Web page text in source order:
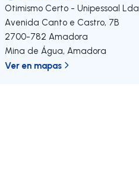
Otimismo Certo - Unipessoal Lda
Avenida Canto e Castro, 7B
2700-782 Amadora
Mina de Água,Amadora
Ver en mapas